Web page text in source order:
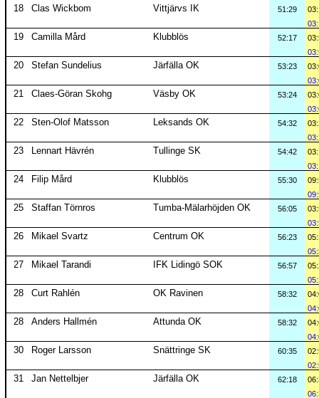
18 Clas Wickbom Vittjärvs IK 51:29
19 Camilla Mård Klubblös 52:17
20 Stefan Sundelius Järfälla OK 53:23
21 Claes-Göran Skohg Väsby OK 53:24
22 Sten-Olof Matsson Leksands OK 54:32
23 Lennart Hävrén Tullinge SK 54:42
24 Filip Mård Klubblös 55:30
25 Staffan Törnros Tumba-Mälarhöjden OK 56:05
26 Mikael Svartz Centrum OK 56:23
27 Mikael Tarandi IFK Lidingö SOK 56:57
28 Curt Rahlén OK Ravinen 58:32
28 Anders Hallmén Attunda OK 58:32
30 Roger Larsson Snättringe SK 60:35
31 Jan Nettelbjer Järfälla OK 62:18